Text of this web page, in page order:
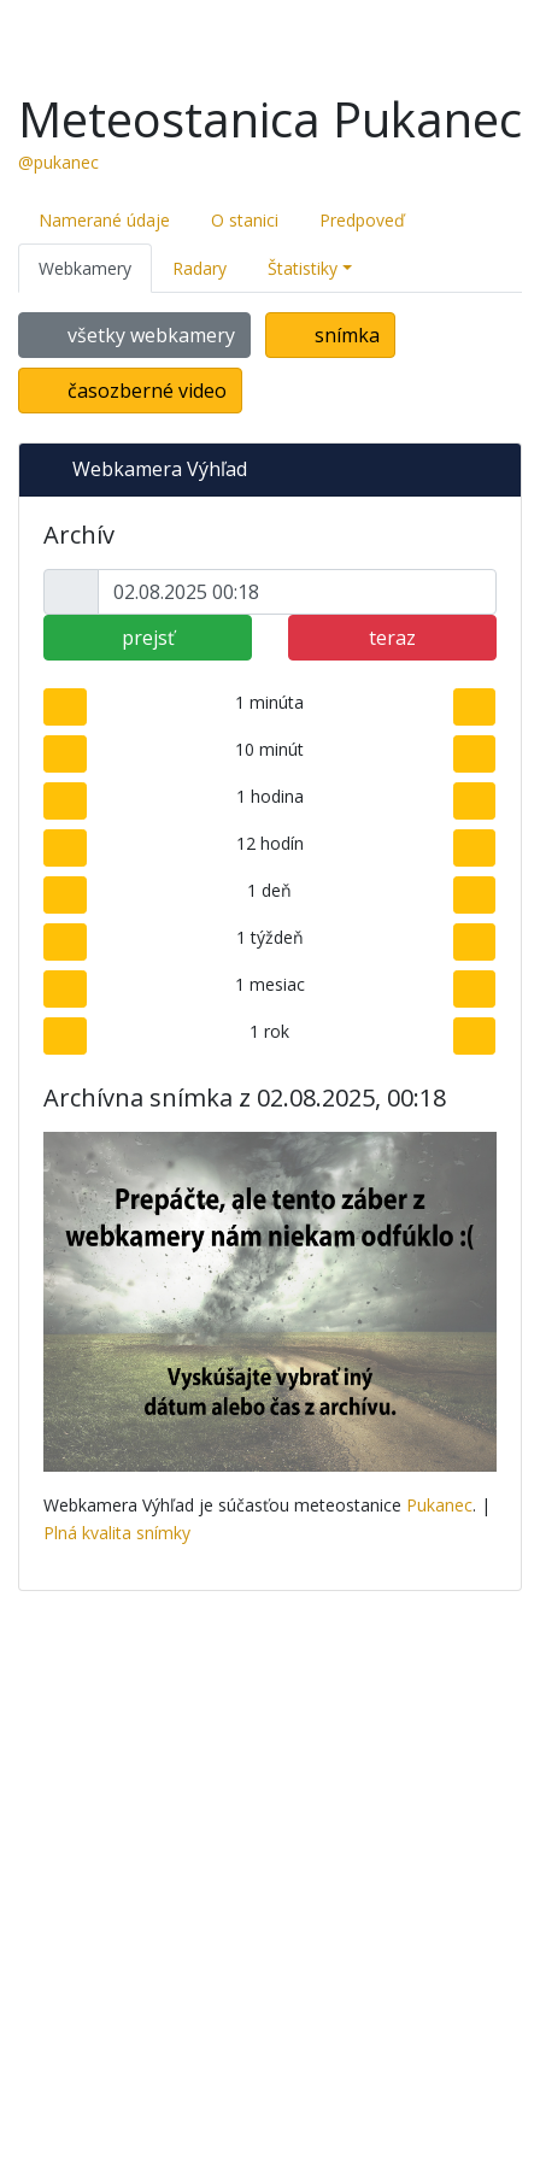
Meteostanica Pukanec
@pukanec
Namerané údaje O stanici Predpoveď
Webkamery Radary Štatistiky
všetky webkamery snímka
časozberné video
Webkamera Výhľad
Archív
prejsť teraz
1 minúta
10 minút
1 hodina
12 hodín
1 deň
1 týždeň
1 mesiac
1 rok
Archívna snímka z 02.08.2025, 00:18
Webkamera Výhľad je súčasťou meteostanice Pukanec. |
Plná kvalita snímky